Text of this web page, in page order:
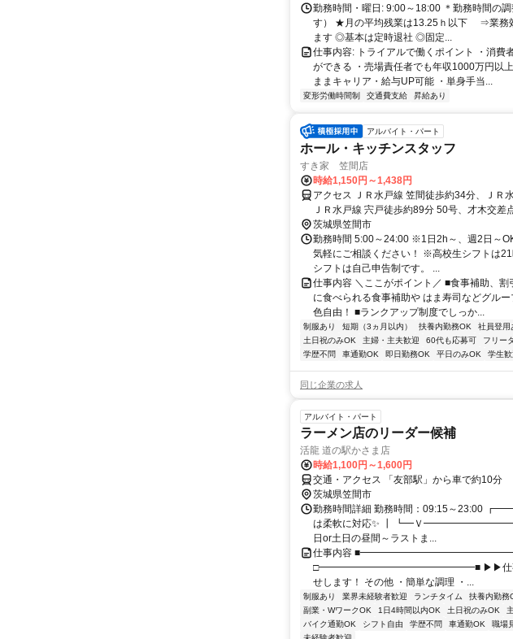
勤務時間・曜日: 9:00～18:00 ＊勤務時間の
す） ★月の平均残業は13.25ｈ以下 ⇒業務
ます ◎基本は定時退社 ◎固定...
仕事内容: トライアルで働くポイント ・消費
ができる ・売場責任者でも年収1000万円以
ままキャリア・給与UP可能 ・単身手当...
変形労働時間制 交通費支給 昇給あり
アルバイト・パート
ホール・キッチンスタッフ
すき家 笠間店
時給1,150円～1,438円
アクセス ＪＲ水戸線 笠間徒歩約34分、ＪＲ
ＪＲ水戸線 宍戸徒歩約89分 50号、才木交差
茨城県笠間市
勤務時間 5:00～24:00 ※1日2h～、週2日～
気軽にご相談ください！ ※高校生シフトは
シフトは自己申告制です。 ...
仕事内容 ＼ここがポイント／ ■食事補助、
に食べられる食事補助や はま寿司などグル
色自由！ ■ランクアップ制度でしっか...
制服あり 短期（3ヵ月以内） 扶養内勤務OK 社員登用
土日祝のみOK
主婦・主夫歓迎 60代も応募可 フリー
学歴不問
車通勤OK 即日勤務OK 平日のみOK 学生歓
同じ企業の求人
アルバイト・パート
ラーメン店のリーダー候補
活龍 道の駅かさま店
時給1,100円～1,600円
交通・アクセス 「友部駅」から車で約10分
茨城県笠間市
勤務時間詳細 勤務時間：09:15～
は柔軟に対応✨ ┃ ┗━Ｖ
日or土日の昼間～ラストま...
仕事内容 ■━━━━━━━━━━━━━━━━□ ┃
□━━━━━━━━━━━━━━━━■ ▶▶仕事内容
せします！ その他 ・簡単な調理 ・...
制服あり 業界未経験者歓迎 ランチタイム 扶養内勤務
副業・WワークOK
1日4時間以内OK 土日祝のみOK
バイク通勤OK
シフト自由 学歴不問 車通勤OK 職場